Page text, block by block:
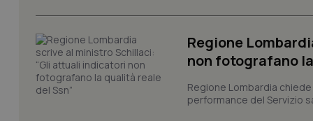
Regione
non fotografano
Regione Lombardia
performance del Servizio